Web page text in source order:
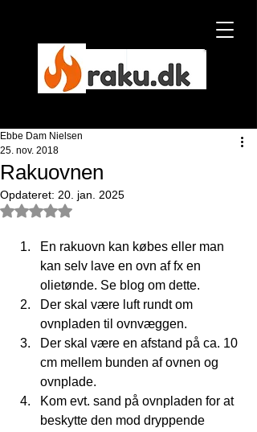
NYHED
Rakuovnen
Ebbe Dam Nielsen
25. nov. 2018
Opdateret: 20. jan. 2025
Bedømt til NaN ud af 5 stjerner.
En rakuovn kan købes eller man
kan selv lave en ovn af fx en
olietønde. Se blog om dette.
Der skal være luft rundt om
ovnpladen til ovnvæggen.
Der skal være en afstand på ca. 10
cm mellem bunden af ovnen og
ovnplade.
Kom evt. sand på ovnpladen for at
beskytte den mod dryppende